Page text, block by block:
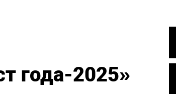
года-2025»